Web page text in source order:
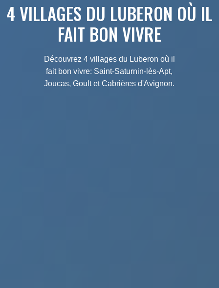
4 VILLAGES DU LUBERON OÙ IL
FAIT BON VIVRE
Découvrez 4 villages du Luberon où il
fait bon vivre: Saint-Saturnin-lès-Apt,
Joucas, Goult et Cabrières d'Avignon.